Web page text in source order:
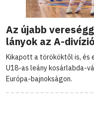
Az újabb
lányok az A-
Kikapott a törököktől is, és
U18-as leány kosárlabda-
Európa-bajnokságon.